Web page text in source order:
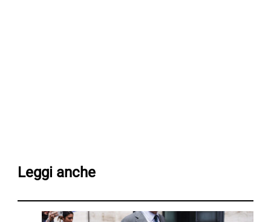
Leggi anche